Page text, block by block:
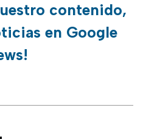
contenido,
en Google